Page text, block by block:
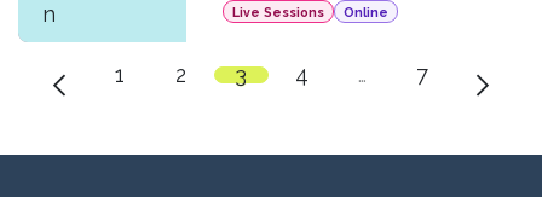
n
Live Sessions
Online
1 2 3 4 … 7